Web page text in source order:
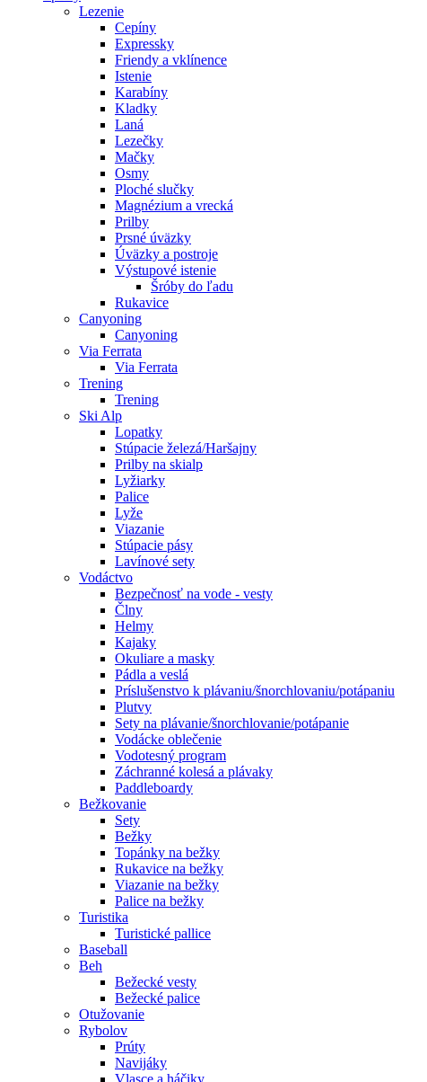
Lezenie
Cepíny
Expressky
Friendy a vklínence
Istenie
Karabíny
Kladky
Laná
Lezečky
Mačky
Osmy
Ploché slučky
Magnézium a vrecká
Prilby
Prsné úväzky
Úväzky a postroje
Výstupové istenie
Šróby do ľadu
Rukavice
Canyoning
Canyoning
Via Ferrata
Via Ferrata
Trening
Trening
Ski Alp
Lopatky
Stúpacie železá/Haršajny
Prilby na skialp
Lyžiarky
Palice
Lyže
Viazanie
Stúpacie pásy
Lavínové sety
Vodáctvo
Bezpečnosť na vode - vesty
Člny
Helmy
Kajaky
Okuliare a masky
Pádla a veslá
Príslušenstvo k plávaniu/šnorchlovaniu/potápaniu
Plutvy
Sety na plávanie/šnorchlovanie/potápanie
Vodácke oblečenie
Vodotesný program
Záchranné kolesá a plávaky
Paddleboardy
Bežkovanie
Sety
Bežky
Topánky na bežky
Rukavice na bežky
Viazanie na bežky
Palice na bežky
Turistika
Turistické pallice
Baseball
Beh
Bežecké vesty
Bežecké palice
Otužovanie
Rybolov
Prúty
Navijáky
Vlasce a háčiky